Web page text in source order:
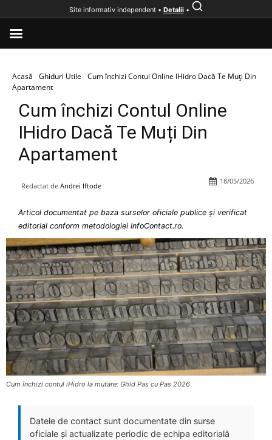
Acasă Ghiduri Utile
Cum închizi Contul Online IHidro Dacă Te Muți Din
Apartament
Cum închizi Contul Online
IHidro Dacă Te Muți Din
Apartament
Redactat de Andrei Iftode
18/05/2026
Articol documentat pe baza surselor oficiale publice și verificat
editorial conform metodologiei InfoContact.ro.
Cum închizi contul iHidro la mutare: Ghid Pas cu Pas 2026
Datele de contact sunt documentate din surse
oficiale și actualizate periodic de echipa editorială
Site informativ independent • Detalii•